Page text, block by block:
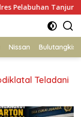
Tanjung Perak
Nissan Bulutangkis
Teladani